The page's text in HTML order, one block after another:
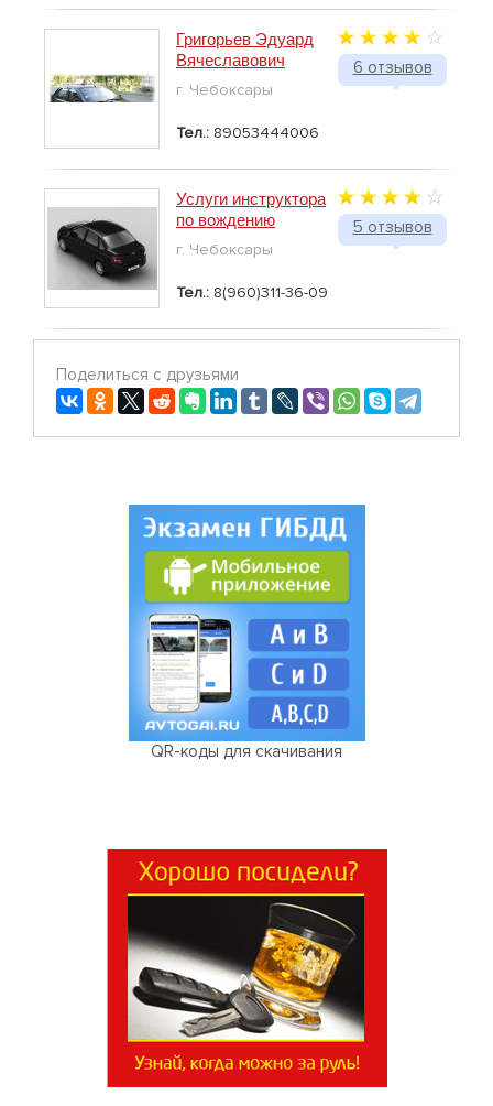
6 отзывов
Григорьев Эдуард
Вячеславович
г. Чебоксары
Тел.: 89053444006
5 отзывов
Услуги инструктора
по вождению
г. Чебоксары
Тел.: 8(960)311-36-09
Поделиться с друзьями
QR-коды для скачивания